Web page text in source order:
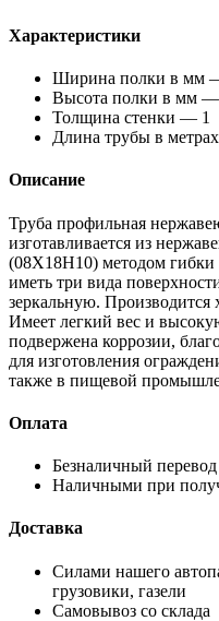
Характеристики
Ширина полки в мм
Высота полки в мм
Толщина стенки — 1
Длина трубы в
Описание
Труба профильная
изготавливается из
(08Х18Н10) методом гибки
иметь три вида
зеркальную.
Имеет легкий вес и
подвержена коррозии,
для изготовления
также в пищевой
Оплата
Безналичный перевод
Наличными при
Доставка
Силами нашего
грузовики, газели
Самовывоз со склада